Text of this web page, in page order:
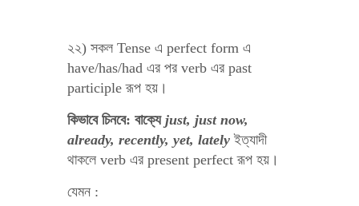
২২) সকল Tense এ perfect form এ
have/has/had এর পর verb এর past
participle রূপ হয়।
কিভাবে চিনবে: বাক্যে just, just now,
already, recently, yet, lately ইত্যাদী
থাকলে verb এর present perfect রূপ হয়।
যেমন :